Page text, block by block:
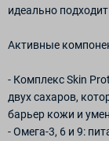
идеально
Активные
- Комплекс Skin
двух сахаров,
барьер кожи и
- Омега-3, 6 и 9: